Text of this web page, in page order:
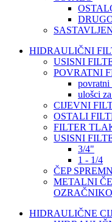
HIDRAULIČNI
USISNI
POVRATNI
povratni
ulošci
CIJEVNI
OSTALI
FILTER
USISNI
3/4"
1 - 1/4
ČEP
METALNI
HIDRAULIČNE